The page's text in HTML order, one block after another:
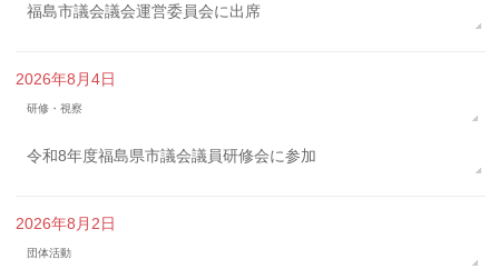
福島市議会議会運営委員会に出席
2026年8月4日
研修・視察
令和8年度福島県市議会議員研修会に参加
2026年8月2日
団体活動